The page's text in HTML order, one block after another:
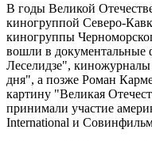
В годы Великой
киногруппой Северо-
киногруппы
вошли в
Леселидзе",
дня", а позже Роман
картину "Великая
принимали участие
International и